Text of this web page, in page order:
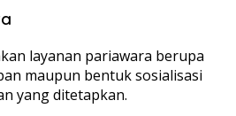
layanan pariawara berupa
maupun bentuk sosialisasi
yang ditetapkan.